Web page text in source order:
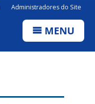
Administradores do Site
MENU